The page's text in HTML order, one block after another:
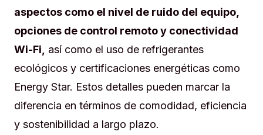
aspectos como el nivel de ruido del equipo,
opciones de control remoto y conectividad
Wi-Fi,
así como el uso de refrigerantes
ecológicos y certificaciones energéticas como
Energy Star. Estos detalles pueden marcar la
diferencia en términos de comodidad, eficiencia
y sostenibilidad a largo plazo.